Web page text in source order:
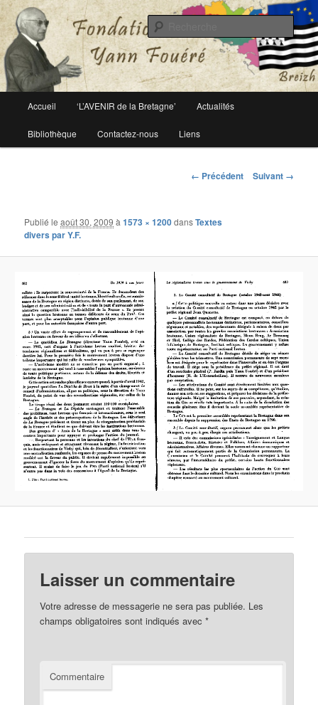
Fondation Yann Fouéré
Le site officiel de la fondation Yann Fouéré
principal
Aller
au
Accueil ‘L’AVENIR de la Bretagne’ Actualités
Bibliothèque Contactez-nous Liens
Navigation
← Précédent Suivant →
Publié leaoût 30, 2009 à1573 × 1200dansTextes
divers par Y.F.
Laisser un commentaire
Votre adresse de messagerie ne sera pas publiée. Les
champs obligatoires sont indiqués avec*
Commentaire